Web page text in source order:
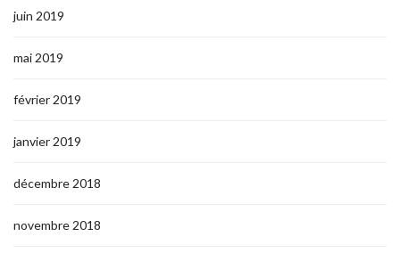
juin 2019
mai 2019
février 2019
janvier 2019
décembre 2018
novembre 2018